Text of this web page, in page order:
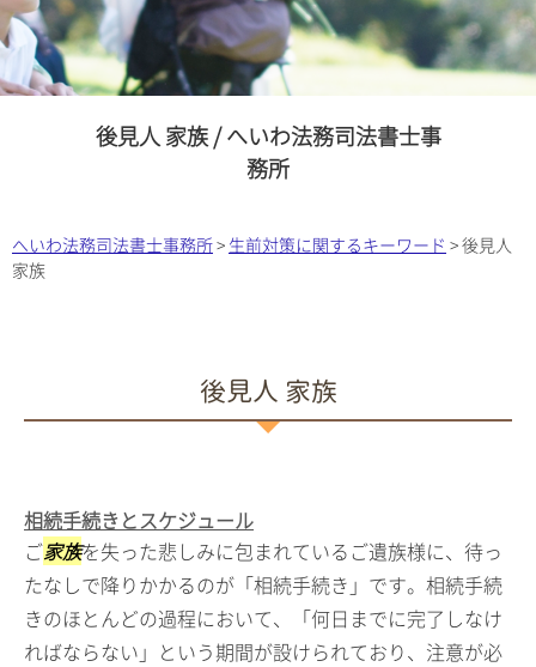
後見人 家族 / へいわ法務司法書士事
務所
へいわ法務司法書士事務所> 生前対策に関するキーワード >後見人
家族
後見人 家族
相続手続きとスケジュール
ご家族を失った悲しみに包まれているご遺族様に、待っ
たなしで降りかかるのが「相続手続き」です。相続手続
きのほとんどの過程において、「何日までに完了しなけ
ればならない」という期間が設けられており、注意が必